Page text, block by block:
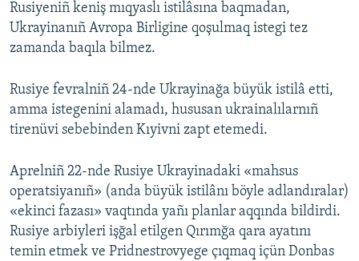
Rusiyeniñ keniş mıqyaslı istilâsına baqmadan,
Ukrayinanıñ Avropa Birligine qoşulmaq istegi tez
zamanda baqıla bilmez.
Rusiye fevralniñ 24-nde Ukrayinağa büyük istilâ etti,
amma istegenini alamadı, hususan ukrainalılarnıñ
tirenüvi sebebinden Kıyivni zapt etemedi.
Aprelniñ 22-nde Rusiye Ukrayinadaki «mahsus
operatsiyanıñ» (anda büyük istilânı böyle adlandıralar)
«ekinci fazası» vaqtında yañı planlar aqqında bildirdi.
Rusiye arbiyleri işğal etilgen Qırımğa qara ayatını
temin etmek ve Pridnestrovyege çıqmaq içün Donbas